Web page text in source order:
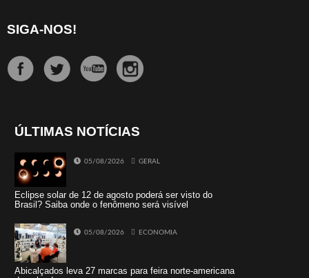
SIGA-NOS!
ÚLTIMAS NOTÍCIAS
05/08/2026 GERAL
Eclipse solar de 12 de agosto poderá ser visto do
Brasil? Saiba onde o fenômeno será visível
05/08/2026 ECONOMIA
Abicalçados leva 27 marcas para feira norte-americana